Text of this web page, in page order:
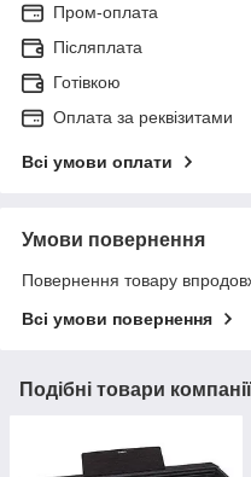
Пром-оплата
Післяплата
Готівкою
Оплата за реквізитами
Всі умови оплати
Умови повернення
Повернення товару
Всі умови повернення
Подібні товари компанії